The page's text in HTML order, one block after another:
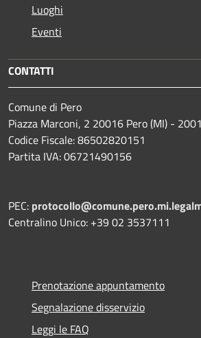
Luoghi
Eventi
CONTATTI
Comune di Pero
Piazza Marconi, 2 20016 Pero (MI) -
Codice Fiscale: 86502820151
Partita IVA: 06721490156
PEC:
Centralino Unico: +39 02 3537111
Prenotazione appuntamento
Segnalazione disservizio
Leggi le FAQ